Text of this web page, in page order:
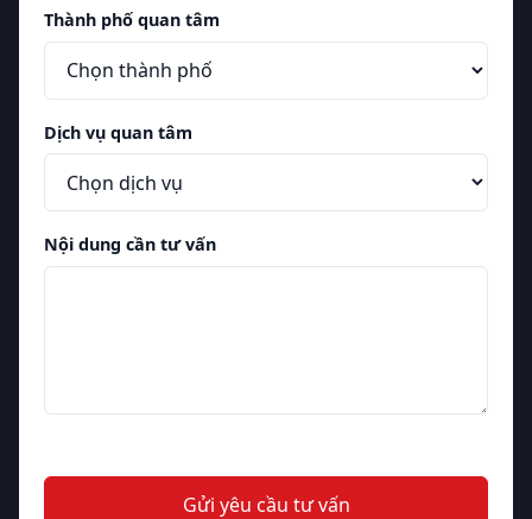
Thành phố quan tâm
Dịch vụ quan tâm
Nội dung cần tư vấn
Gửi yêu cầu tư vấn